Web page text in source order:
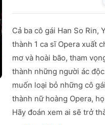
Cả ba cô gái Han So Rin,
thành 1 ca sĩ Opera xuất
mơ và hoài bão, tham
thành những người ác
muốn loại bỏ những cô
thành nữ hoàng Opera,
Hãy đoán xem ai sẽ trở